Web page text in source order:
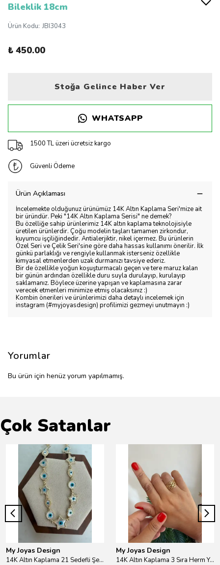
Bileklik 18cm
Ürün Kodu: JBI3043
₺ 450.00
Stoğa Gelince Haber Ver
WHATSAPP
1500 TL üzeri ücretsiz kargo
Güvenli Ödeme
Ürün Açıklaması
İncelemekte olduğunuz ürünümüz 14K Altın Kaplama Seri'mize ait
bir üründür. Peki "14K Altın Kaplama Serisi" ne demek?
Bu özelliğe sahip ürünlerimiz 14K altın kaplama teknolojisiyle
üretilen ürünlerdir. Çoğu modelin taşları tamamen zirkondur,
kuyumcu işçiliğindedir. Antialerjiktir, nikel içermez. Bu ürünlerin
Özel Seri ve Çelik Seri'sine göre daha hassas kullanımı önerilir. İlk
günkü parlaklığı ve rengiyle kullanmak isterseniz özellikle
kimyasal etmenlerden uzak durmanızı tavsiye ederiz.
Bir de özellikle yoğun koşuşturmacalı geçen ve tere maruz kalan
bir günün ardından özellikle duru suyla durulayıp, kurulayıp
saklamanız. Böylece üzerine yapışan ve kaplamasına zarar
verecek etmenleri minimize etmiş olacaksınız :)
Kombin önerileri ve ürünlerimizi daha detaylı incelemek için
instagram (#myjoyasdesign) profilimizi gezmeyi unutmayın :)
Yorumlar
Bu ürün için henüz yorum yapılmamış.
Çok Satanlar
My Joyas Design
14K Altın Kaplama 21 Sedefli Şekiller Kolye 46cm
My Joyas Design
14K Altın Kaplama 3 Sıra Herm Yüzük Gold